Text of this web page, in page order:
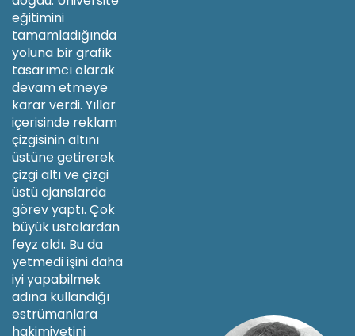
eğitimini
tamamladığında
yoluna bir grafik
tasarımcı olarak
devam etmeye
karar verdi. Yıllar
içerisinde reklam
çizgisinin altını
üstüne getirerek
çizgi altı ve çizgi
üstü ajanslarda
görev yaptı. Çok
büyük ustalardan
feyz aldı. Bu da
yetmedi işini daha
iyi yapabilmek
adına kullandığı
estrümanlara
hakimiyetini